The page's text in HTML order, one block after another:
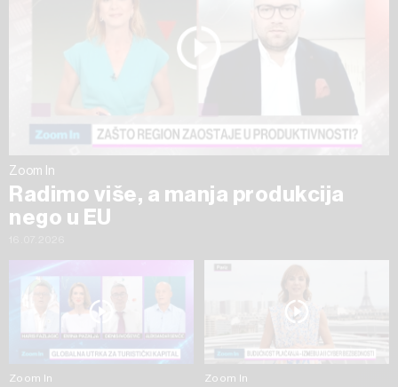
Zoom In
Radimo više, a manja produkcija
nego u EU
Zoom In Zoom In